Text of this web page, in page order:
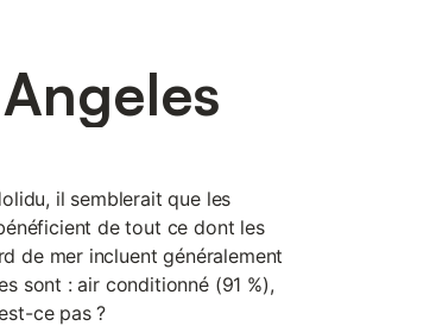
il semblerait que les
de tout ce dont les
de mer incluent généralement
sont : air conditionné (91 %),
ce pas ?